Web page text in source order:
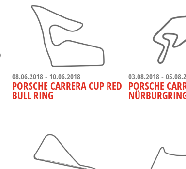
08.06.2018 - 10.06.2018
PORSCHE CARRERA CUP RED
BULL RING
03.08.2018 -
PORSCHE